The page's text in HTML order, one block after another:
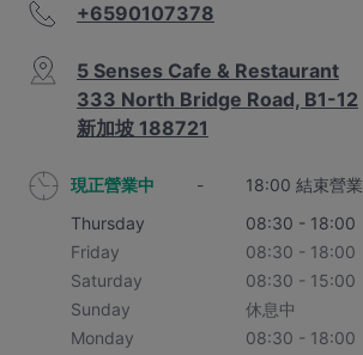
+6590107378
5 Senses Cafe & Restaurant
333 North Bridge Road, B1-12
新加坡 188721
現正營業中 -
18:00 結束營業
Thursday
08:30 - 18:00
Friday
08:30 - 18:00
Saturday
08:30 - 15:00
Sunday
休息中
Monday
08:30 - 18:00